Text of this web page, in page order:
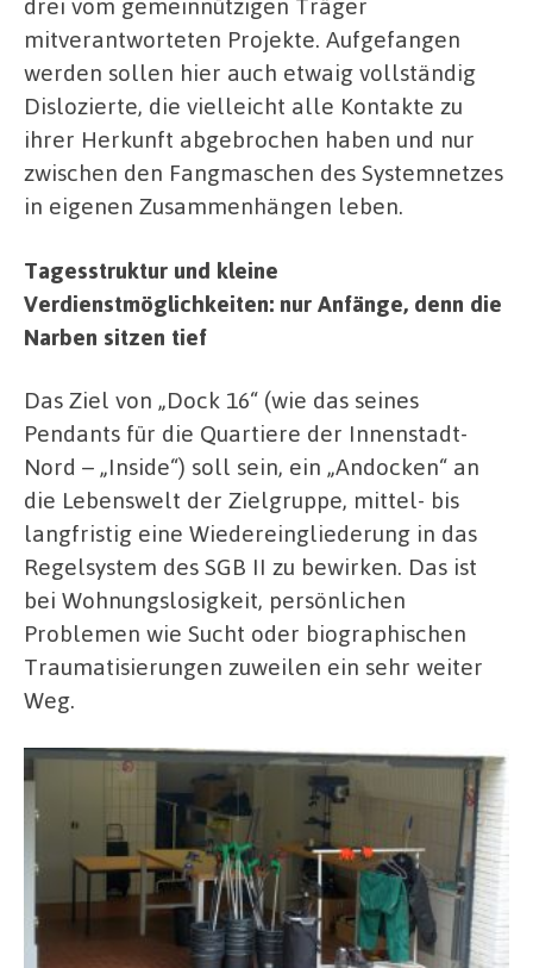
mitverantworteten Projekte. Aufgefangen
werden sollen hier auch etwaig vollständig
Dislozierte, die vielleicht alle Kontakte zu
ihrer Herkunft abgebrochen haben und nur
zwischen den Fangmaschen des Systemnetzes
in eigenen Zusammenhängen leben.
Tagesstruktur und kleine
Verdienstmöglichkeiten: nur Anfänge, denn die
Narben sitzen tief
Das Ziel von „Dock 16“ (wie das seines
Pendants für die Quartiere der Innenstadt-
Nord – „Inside“) soll sein, ein „Andocken“ an
die Lebenswelt der Zielgruppe, mittel- bis
langfristig eine Wiedereingliederung in das
Regelsystem des SGB II zu bewirken. Das ist
bei Wohnungslosigkeit, persönlichen
Problemen wie Sucht oder biographischen
Traumatisierungen zuweilen ein sehr weiter
Weg.